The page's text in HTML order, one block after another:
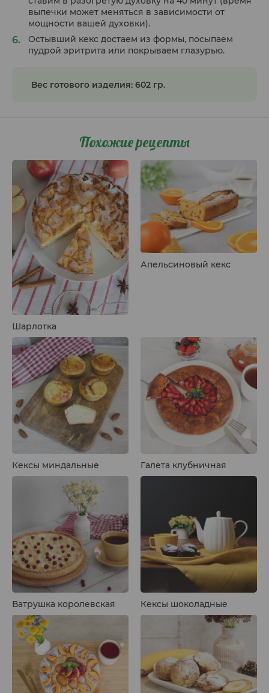
выпечки может меняться в зависимости от
мощности вашей духовки).
Остывший кекс достаем из формы, посыпаем
пудрой эритрита или покрываем глазурью.
Вес готового изделия: 602 гр.
Похожие рецепты
Шарлотка
Апельсиновый кекс
Кексы миндальные Галета клубничная
Ватрушка королевская Кексы шоколадные